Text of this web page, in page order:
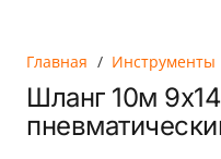
Главная / Инструменты
Шланг 10м